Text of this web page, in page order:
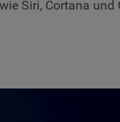
Siri, Cortana und